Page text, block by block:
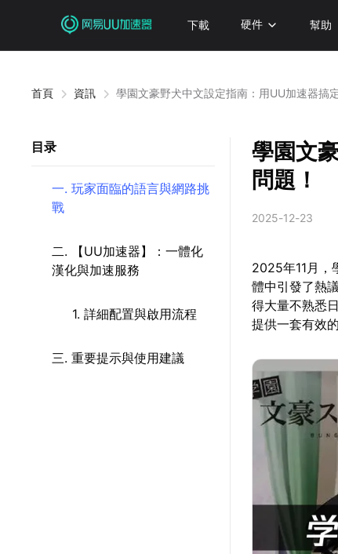
下載 硬件 幫助
首頁 資訊 學園文豪野犬中文設定指南：用UU加速器搞
目录
一. 玩家面臨的語言與網路挑
戰
二. 【UU加速器】：一體化
漢化與加速服務
1. 詳細配置與啟用流程
三. 重要提示與使用建議
學園文
問題！
2025-12-23
2025年11月，
體中引發了熱
得大量不熟悉
提供一套有效